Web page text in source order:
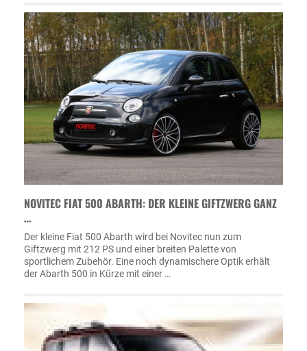
NOVITEC FIAT 500 ABARTH: DER KLEINE GIFTZWERG GANZ
…
Der kleine Fiat 500 Abarth wird bei Novitec nun zum
Giftzwerg mit 212 PS und einer breiten Palette von
sportlichem Zubehör. Eine noch dynamischere Optik erhält
der Abarth 500 in Kürze mit einer …